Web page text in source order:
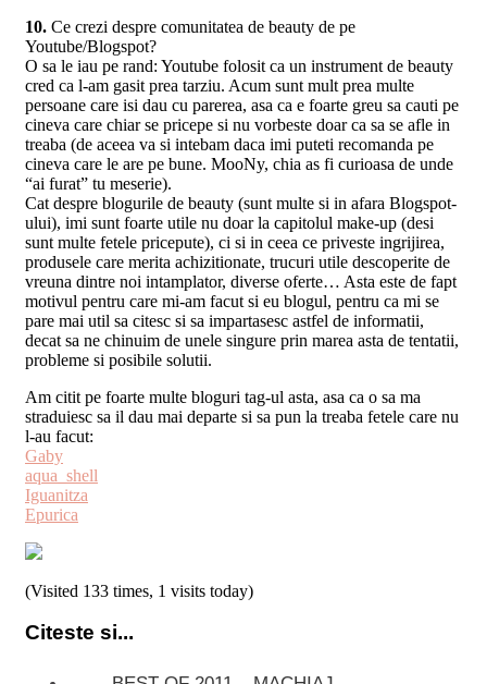
10. Ce crezi despre comunitatea de beauty de pe
Youtube/Blogspot?
O sa le iau pe rand: Youtube folosit ca un instrument de beauty
cred ca l-am gasit prea tarziu. Acum sunt mult prea multe
persoane care isi dau cu parerea, asa ca e foarte greu sa cauti pe
cineva care chiar se pricepe si nu vorbeste doar ca sa se afle in
treaba (de aceea va si intebam daca imi puteti recomanda pe
cineva care le are pe bune. MooNy, chia as fi curioasa de unde
“ai furat” tu meserie).
Cat despre blogurile de beauty (sunt multe si in afara Blogspot-
ului), imi sunt foarte utile nu doar la capitolul make-up (desi
sunt multe fetele pricepute), ci si in ceea ce priveste ingrijirea,
produsele care merita achizitionate, trucuri utile descoperite de
vreuna dintre noi intamplator, diverse oferte… Asta este de fapt
motivul pentru care mi-am facut si eu blogul, pentru ca mi se
pare mai util sa citesc si sa impartasesc astfel de informatii,
decat sa ne chinuim de unele singure prin marea asta de tentatii,
probleme si posibile solutii.
Am citit pe foarte multe bloguri tag-ul asta, asa ca o sa ma
straduiesc sa il dau mai departe si sa pun la treaba fetele care nu
l-au facut:
Gaby
aqua_shell
Iguanitza
Epurica
(Visited 133 times, 1 visits today)
Citeste si...